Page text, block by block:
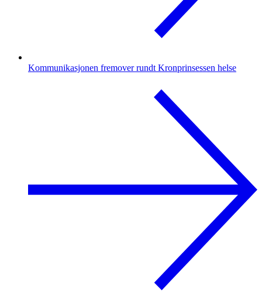
Kommunikasjonen fremover rundt Kronprinsessen helse